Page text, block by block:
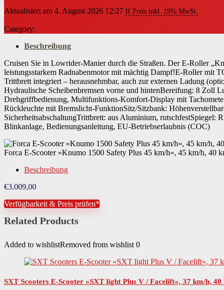
Aktualisiert am 4. August 2026 12:27 II Preis inkl. 19% MwSt.
Category:
Beschreibung
Cruisen Sie in Lowrider-Manier durch die Straßen. Der E-Roller
leistungsstarkem Radnabenmotor mit mächtig Dampf!E-Roller mit
Trittbrett integriert – herausnehmbar, auch zur externen Ladung
Hydraulische Scheibenbremsen vorne und hintenBereifung: 8 Zoll
Drehgriffbedienung, Multifunktions-Komfort-Display mit
Rückleuchte mit Bremslicht-FunktionSitz/Sitzbank:
SicherheitsabschaltungTrittbrett: aus Aluminium,
Blinkanlage, Bedienungsanleitung, EU-Betriebserlaubnis (COC)
Forca E-Scooter »Knumo 1500 Safety Plus 45 km/h«, 45 km/h,
Beschreibung
€3.009,00
Verfügbarkeit & Preis prüfen*
Related Products
Added to wishlistRemoved from wishlist 0
SXT Scooters E-Scooter »SXT light Plus V / Facelift«, 37 km/h, 40